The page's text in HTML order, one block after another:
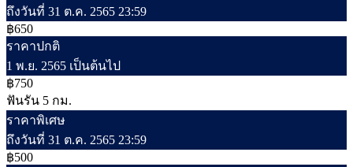
ถึงวันที่ 31 ต.ค. 2565 23:59
฿650
ราคาปกติ
1 พ.ย. 2565 เป็นต้นไป
฿750
ฟันรัน 5 กม.
ราคาพิเศษ
ถึงวันที่ 31 ต.ค. 2565 23:59
฿500